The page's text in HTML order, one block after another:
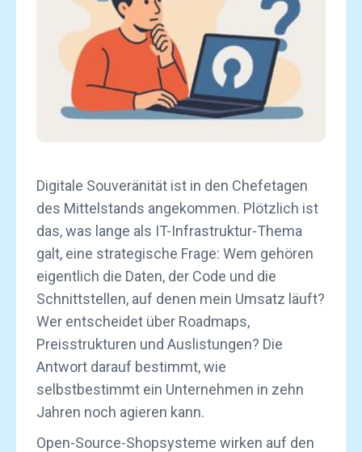
Digitale Souveränität ist in den Chefetagen
des Mittelstands angekommen. Plötzlich ist
das, was lange als IT-Infrastruktur-Thema
galt, eine strategische Frage: Wem gehören
eigentlich die Daten, der Code und die
Schnittstellen, auf denen mein Umsatz läuft?
Wer entscheidet über Roadmaps,
Preisstrukturen und Auslistungen? Die
Antwort darauf bestimmt, wie
selbstbestimmt ein Unternehmen in zehn
Jahren noch agieren kann.
Open-Source-Shopsysteme wirken auf den